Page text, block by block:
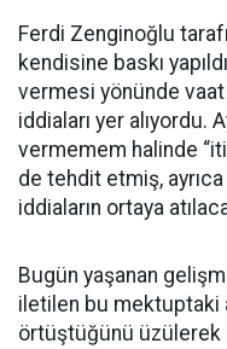
Ferdi Zenginoğlu
kendisine baskı
vermesi yönünde
iddiaları yer alıyordu.
vermemem halinde
de tehdit etmiş,
iddiaların ortaya
Bugün yaşanan
iletilen bu mektuptaki
örtüştüğünü üzülerek